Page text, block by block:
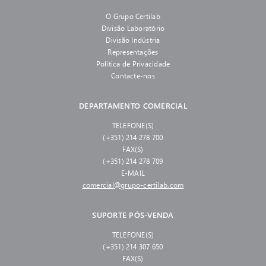
O Grupo Certilab
Divisão Laboratório
Divisão Indústria
Representações
Política de Privacidade
Contacte-nos
DEPARTAMENTO COMERCIAL
TELEFONE(S)
(+351) 214 278 700
FAX(S)
(+351) 214 278 709
E-MAIL
comercial@grupo-certilab.com
SUPORTE PÓS-VENDA
TELEFONE(S)
(+351) 214 307 650
FAX(S)